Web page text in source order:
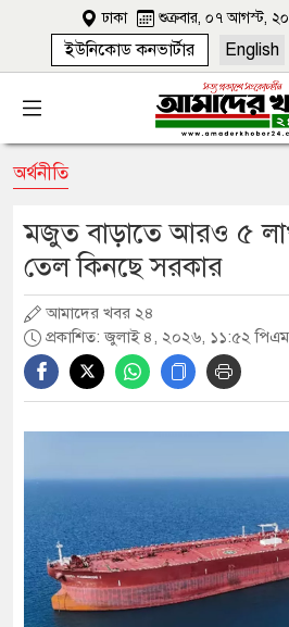
ঢাকা শুক্রবার, ০৭ আগস্ট,
ইউনিকোড কনভার্টার English
অর্থনীতি
মজুত বাড়াতে আরও ৫ লাখ
তেল কিনছে সরকার
আমাদের খবর ২৪
প্রকাশিত: জুলাই ৪, ২০২৬, ১১:৫২ পিএম